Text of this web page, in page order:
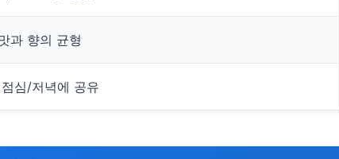
과 향의 균형
심/저녁에 공유